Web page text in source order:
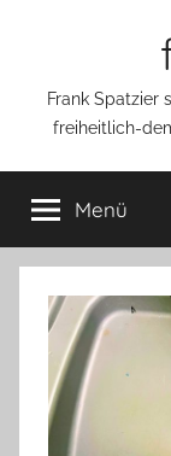
Frank Spatzier
freiheitlich-
Menü